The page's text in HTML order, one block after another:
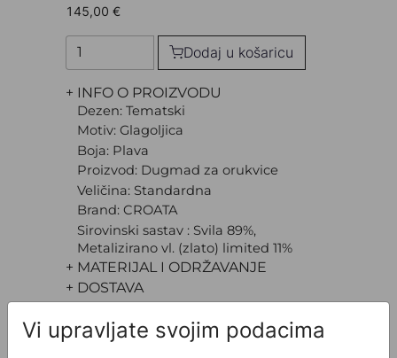
145,00 €
Dodaj u košaricu
+ INFO O PROIZVODU
Dezen: Tematski
Motiv: Glagoljica
Boja: Plava
Proizvod: Dugmad za orukvice
Veličina: Standardna
Brand: CROATA
Sirovinski sastav : Svila 89%,
Metalizirano vl. (zlato) limited 11%
+ MATERIJAL I ODRŽAVANJE
+ DOSTAVA
+ POVRATI I ZAMJENE
Vi upravljate svojim podacima